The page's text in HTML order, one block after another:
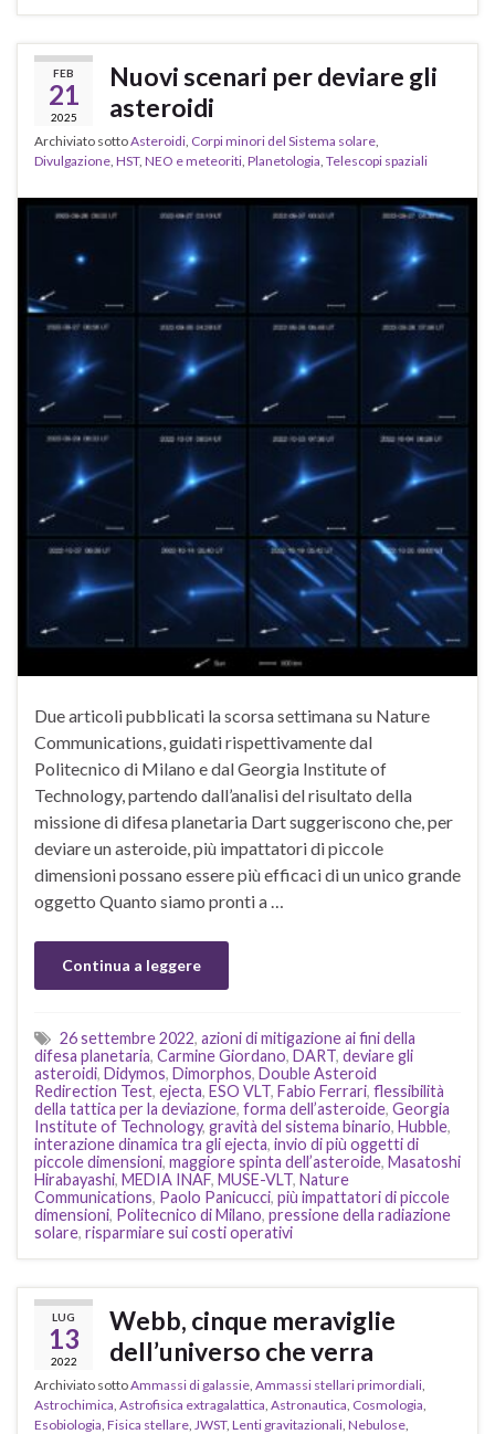
FEB
21
2025
Nuovi scenari per deviare gli
asteroidi
Archiviato sottoAsteroidi, Corpi minori del Sistema solare,
Divulgazione, HST, NEO e meteoriti, Planetologia, Telescopi spaziali
Due articoli pubblicati la scorsa settimana su Nature
Communications, guidati rispettivamente dal
Politecnico di Milano e dal Georgia Institute of
Technology, partendo dall’analisi del risultato della
missione di difesa planetaria Dart suggeriscono che, per
deviare un asteroide, più impattatori di piccole
dimensioni possano essere più efficaci di un unico grande
oggetto Quanto siamo pronti a …
Continua a leggere
26 settembre 2022, azioni di mitigazione ai fini della
difesa planetaria, Carmine Giordano, DART, deviare gli
asteroidi, Didymos, Dimorphos, Double Asteroid
Redirection Test, ejecta, ESO VLT, Fabio Ferrari, flessibilità
della tattica per la deviazione, forma dell’asteroide, Georgia
Institute of Technology, gravità del sistema binario, Hubble,
interazione dinamica tra gli ejecta, invio di più oggetti di
piccole dimensioni, maggiore spinta dell’asteroide, Masatoshi
Hirabayashi, MEDIA INAF, MUSE-VLT, Nature
Communications, Paolo Panicucci, più impattatori di piccole
dimensioni, Politecnico di Milano, pressione della radiazione
solare, risparmiare sui costi operativi
LUG
13
2022
Webb, cinque meraviglie
dell’universo che verra
Archiviato sottoAmmassi di galassie, Ammassi stellari primordiali,
Astrochimica, Astrofisica extragalattica, Astronautica, Cosmologia,
Esobiologia, Fisica stellare, JWST, Lenti gravitazionali, Nebulose,